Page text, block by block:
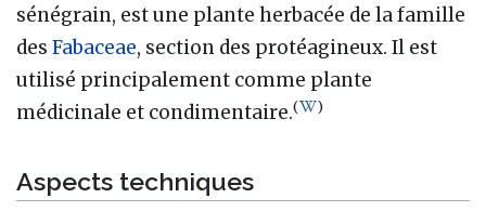
sénégrain, est une plante herbacée de la famille
des Fabaceae, section des protéagineux. Il est
utilisé principalement comme plante
médicinale et condimentaire.( )
Aspects techniques